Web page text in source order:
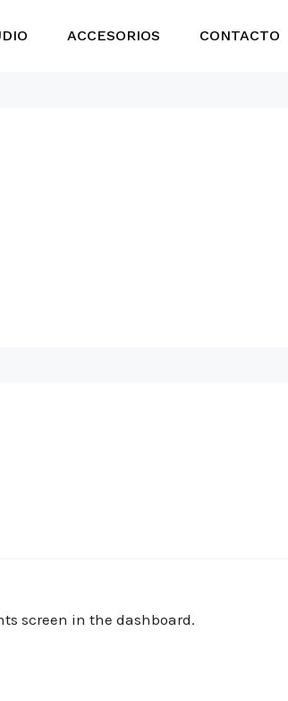
ACCESORIOS CONTACTO
screen in the dashboard.